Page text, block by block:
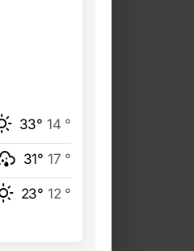
33° 14 °
31° 17 °
23° 12 °